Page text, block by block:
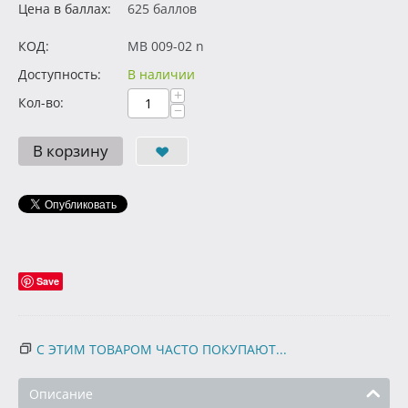
Цена в баллах: 625 баллов
КОД:
MB 009-02 n
Доступность:
В наличии
Кол-во:
+
−
В корзину
Save
С ЭТИМ ТОВАРОМ ЧАСТО ПОКУПАЮТ...
Описание